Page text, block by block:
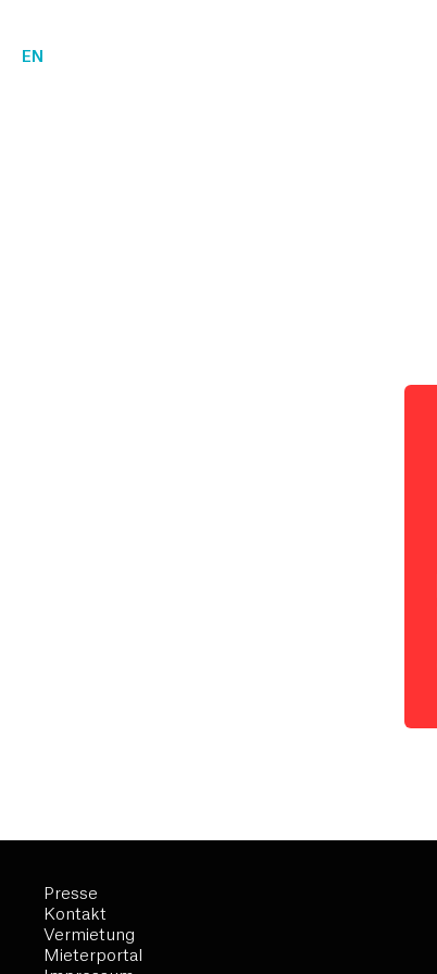
EN
Presse
Kontakt
Vermietung
Mieterportal